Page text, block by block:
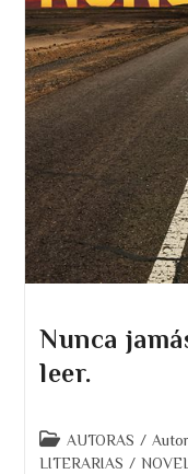
Nunca
leer.
Categoría
de
AUTORAS /
LITERARIAS /